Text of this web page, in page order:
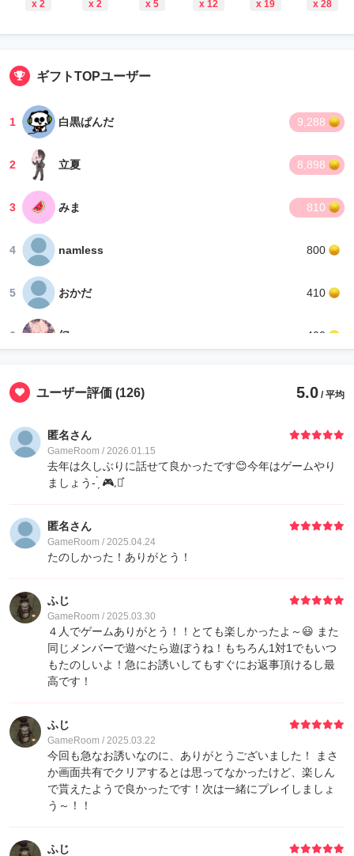
x 2 x 2 x 5 x 12 x 19 x 28
ギフトTOPユーザー
1 白黒ぱんだ 9,288
2 立夏 8,898
3 みま 810
4 namless 800
5 おかだ 410
6 幻 400
ゲストさん 10
9 SOU
ユーザー評価 (126) 5.0 / 平均
匿名さん
GameRoom / 2026.01.15
去年は久しぶりに話せて良かったです😊今年はゲームやり
ましょう- ̗̀ 🎮𓈒⋆͛
匿名さん
GameRoom / 2025.04.24
たのしかった！ありがとう！
ふじ
GameRoom / 2025.03.30
４人でゲームありがとう！！とても楽しかったよ～😃 また
同じメンバーで遊べたら遊ぼうね！もちろん1対1でもいつ
もたのしいよ！急にお誘いしてもすぐにお返事頂けるし最
高です！
ふじ
GameRoom / 2025.03.22
今回も急なお誘いなのに、ありがとうございました！ まさ
か画面共有でクリアするとは思ってなかったけど、楽しん
で貰えたようで良かったです！次は一緒にプレイしましょ
う～！！
ふじ